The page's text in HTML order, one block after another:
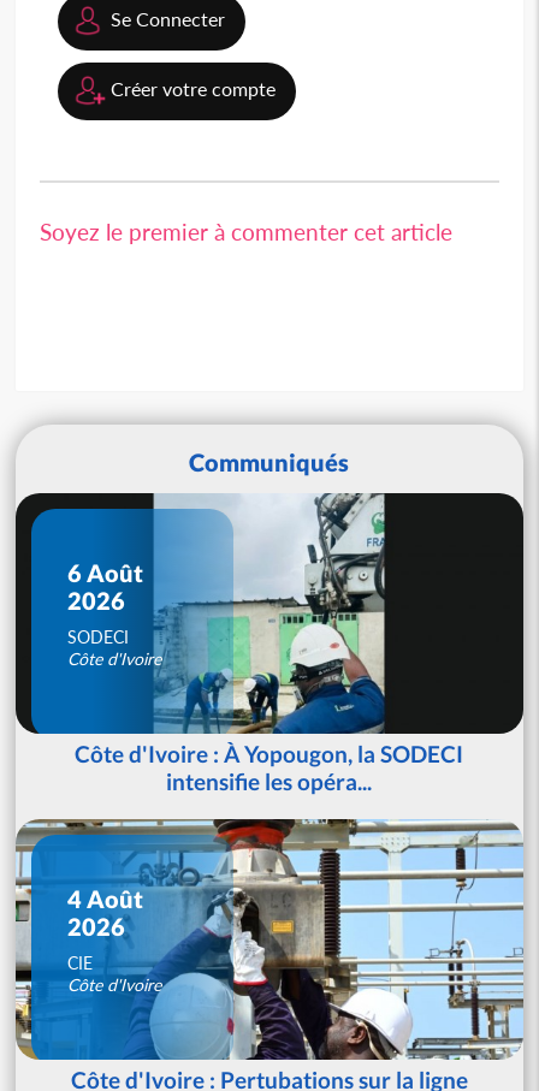
Se Connecter
Créer votre compte
Soyez le premier à commenter cet article
Communiqués
6 Août
2026
SODECI
Côte d'Ivoire
Côte d'Ivoire : À Yopougon, la SODECI
intensifie les opéra...
4 Août
2026
CIE
Côte d'Ivoire
Côte d'Ivoire : Pertubations sur la ligne